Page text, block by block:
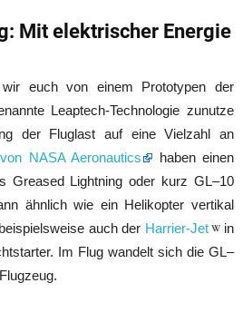
Mit elektrischer Energie
euch von einem Prototypen der
Leaptech-Technologie zunutze
der Fluglast auf eine Vielzahl an
NASA Aeronautics
haben einen
Greased Lightning oder kurz GL–10
ähnlich wie ein Helikopter vertikal
auch der Harrier-Jet
in
Im Flug wandelt sich die GL–